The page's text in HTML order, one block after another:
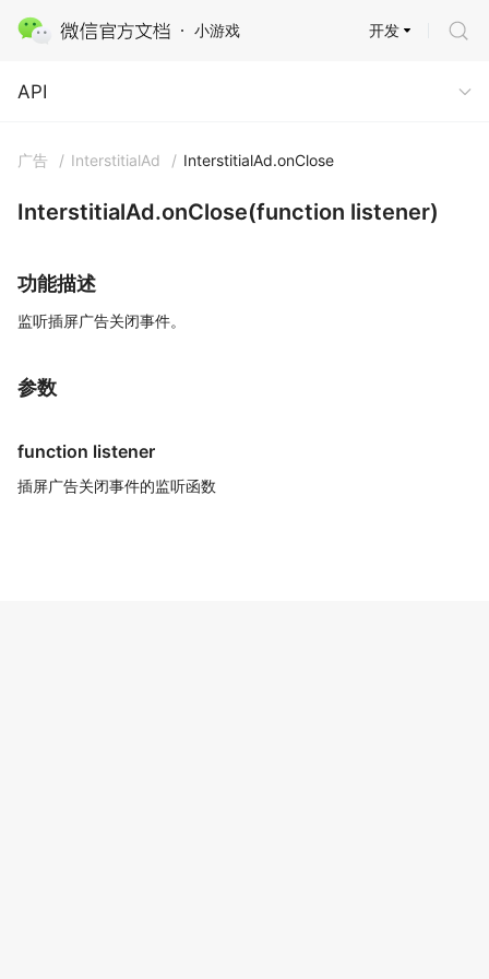
小游戏
API
开发
API
广告 / InterstitialAd / InterstitialAd.onClose
InterstitialAd.onClose(function listener)
功能描述
监听插屏广告关闭事件。
参数
function listener
插屏广告关闭事件的监听函数